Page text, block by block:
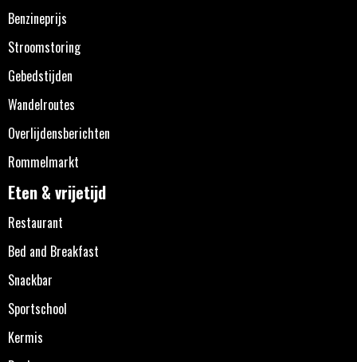
Benzineprijs
Stroomstoring
Gebedstijden
Wandelroutes
Overlijdensberichten
Rommelmarkt
Eten & vrijetijd
Restaurant
Bed and Breakfast
Snackbar
Sportschool
Kermis